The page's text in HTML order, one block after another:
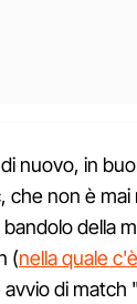
nuovo, in
che non è mai
della
(nella quale
di match